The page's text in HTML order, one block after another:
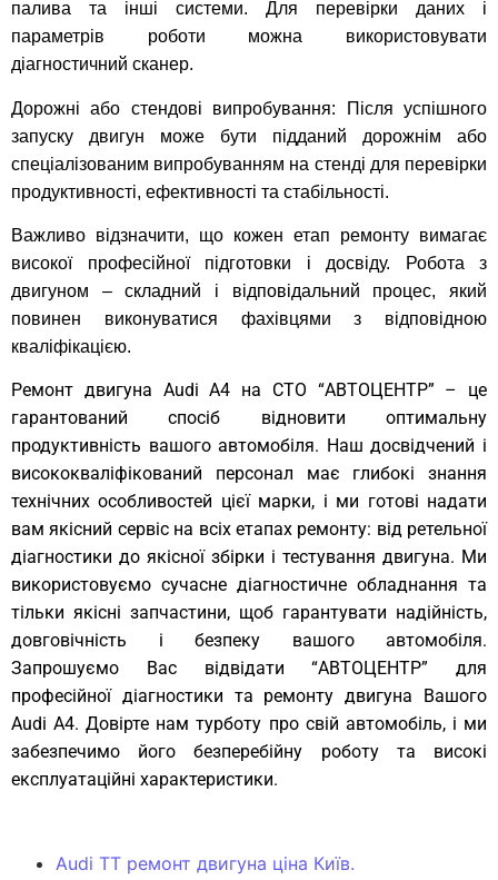
палива та інші системи. Для перевірки даних і
параметрів роботи можна використовувати
діагностичний сканер.
Дорожні або стендові випробування: Після успішного
запуску двигун може бути підданий дорожнім або
спеціалізованим випробуванням на стенді для перевірки
продуктивності, ефективності та стабільності.
Важливо відзначити, що кожен етап ремонту вимагає
високої професійної підготовки і досвіду. Робота з
двигуном – складний і відповідальний процес, який
повинен виконуватися фахівцями з відповідною
кваліфікацією.
Ремонт двигуна Audi A4 на СТО “АВТОЦЕНТР” – це
гарантований спосіб відновити оптимальну
продуктивність вашого автомобіля. Наш досвідчений і
висококваліфікований персонал має глибокі знання
технічних особливостей цієї марки, і ми готові надати
вам якісний сервіс на всіх етапах ремонту: від ретельної
діагностики до якісної збірки і тестування двигуна. Ми
використовуємо сучасне діагностичне обладнання та
тільки якісні запчастини, щоб гарантувати надійність,
довговічність і безпеку вашого автомобіля.
Запрошуємо Вас відвідати “АВТОЦЕНТР” для
професійної діагностики та ремонту двигуна Вашого
Audi A4. Довірте нам турботу про свій автомобіль, і ми
забезпечимо його безперебійну роботу та високі
експлуатаційні характеристики.
Audi TT ремонт двигуна ціна Київ.